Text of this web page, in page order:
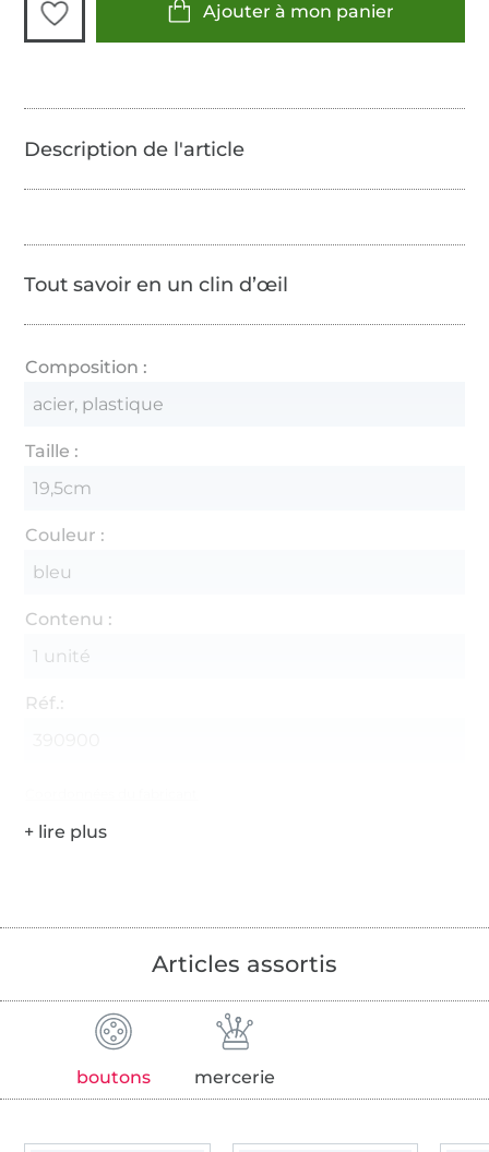
Ajouter à mon panier
Tout savoir en un clin d’œil
Composition :
acier, plastique
Taille :
19,5cm
Couleur :
bleu
Contenu :
1 unité
Réf.:
Articles assortis
boutons mercerie